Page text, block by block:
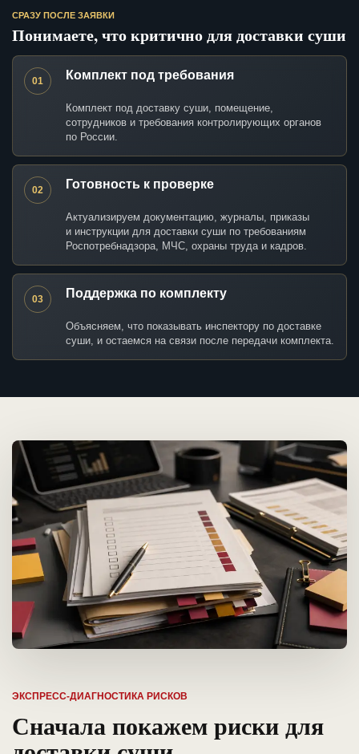
СРАЗУ ПОСЛЕ ЗАЯВКИ
Понимаете, что критично для доставки суши
01 Комплект под требования
Комплект под доставку суши, помещение,
сотрудников и требования контролирующих органов
по России.
02 Готовность к проверке
Актуализируем документацию, журналы, приказы
и инструкции для доставки суши по требованиям
Роспотребнадзора, МЧС, охраны труда и кадров.
03 Поддержка по комплекту
Объясняем, что показывать инспектору по доставке
суши, и остаемся на связи после передачи комплекта.
ЭКСПРЕСС-ДИАГНОСТИКА РИСКОВ
Сначала покажем риски для